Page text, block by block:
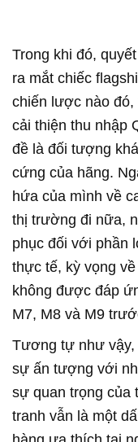
Trong khi đó,
ra mắt chiếc
chiến lược nào đó,
cải thiện thu nhập
đề là đối tượng
cứng của hãng.
hứa của mình về
thị trường đi nữa,
phục đối với phần
thực tế, kỳ vọng
không được đáp
M7, M8 và M9
Tương tự như vậy,
sự ấn tượng với
sự quan trọng của
tranh vẫn là một